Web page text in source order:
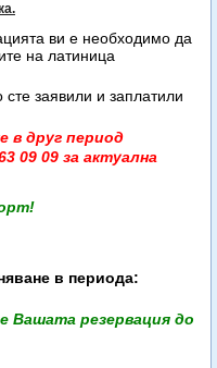
ви е необходимо да
на латиница
заявили и заплатили
в друг период
09 09 за актуална
в периода:
Вашата резервация до